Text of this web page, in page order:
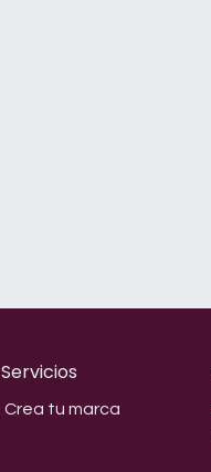
Servicios
Crea tu marca